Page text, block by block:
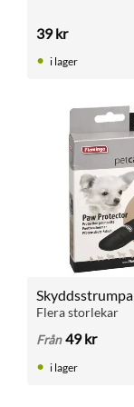
39kr
i lager
Skyddsstrumpa
Flera storlekar
Från 49kr
i lager